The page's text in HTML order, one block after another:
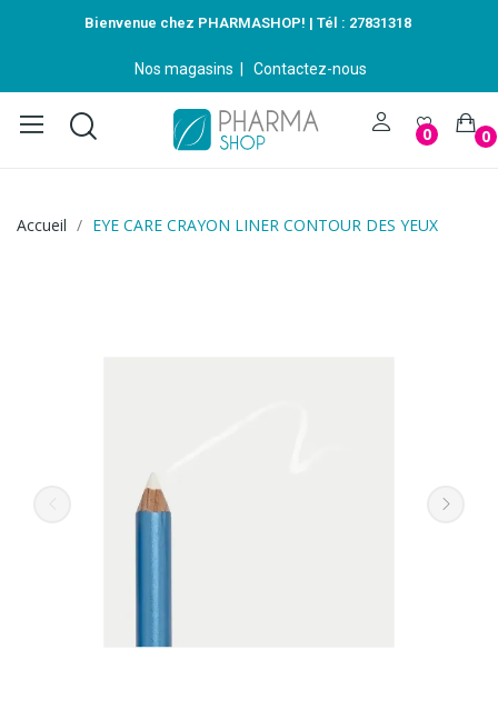
Bienvenue chez PHARMASHOP! | Tél : 27831318
Nos magasins Contactez-nous
0 0
Accueil EYE CARE CRAYON LINER CONTOUR DES YEUX